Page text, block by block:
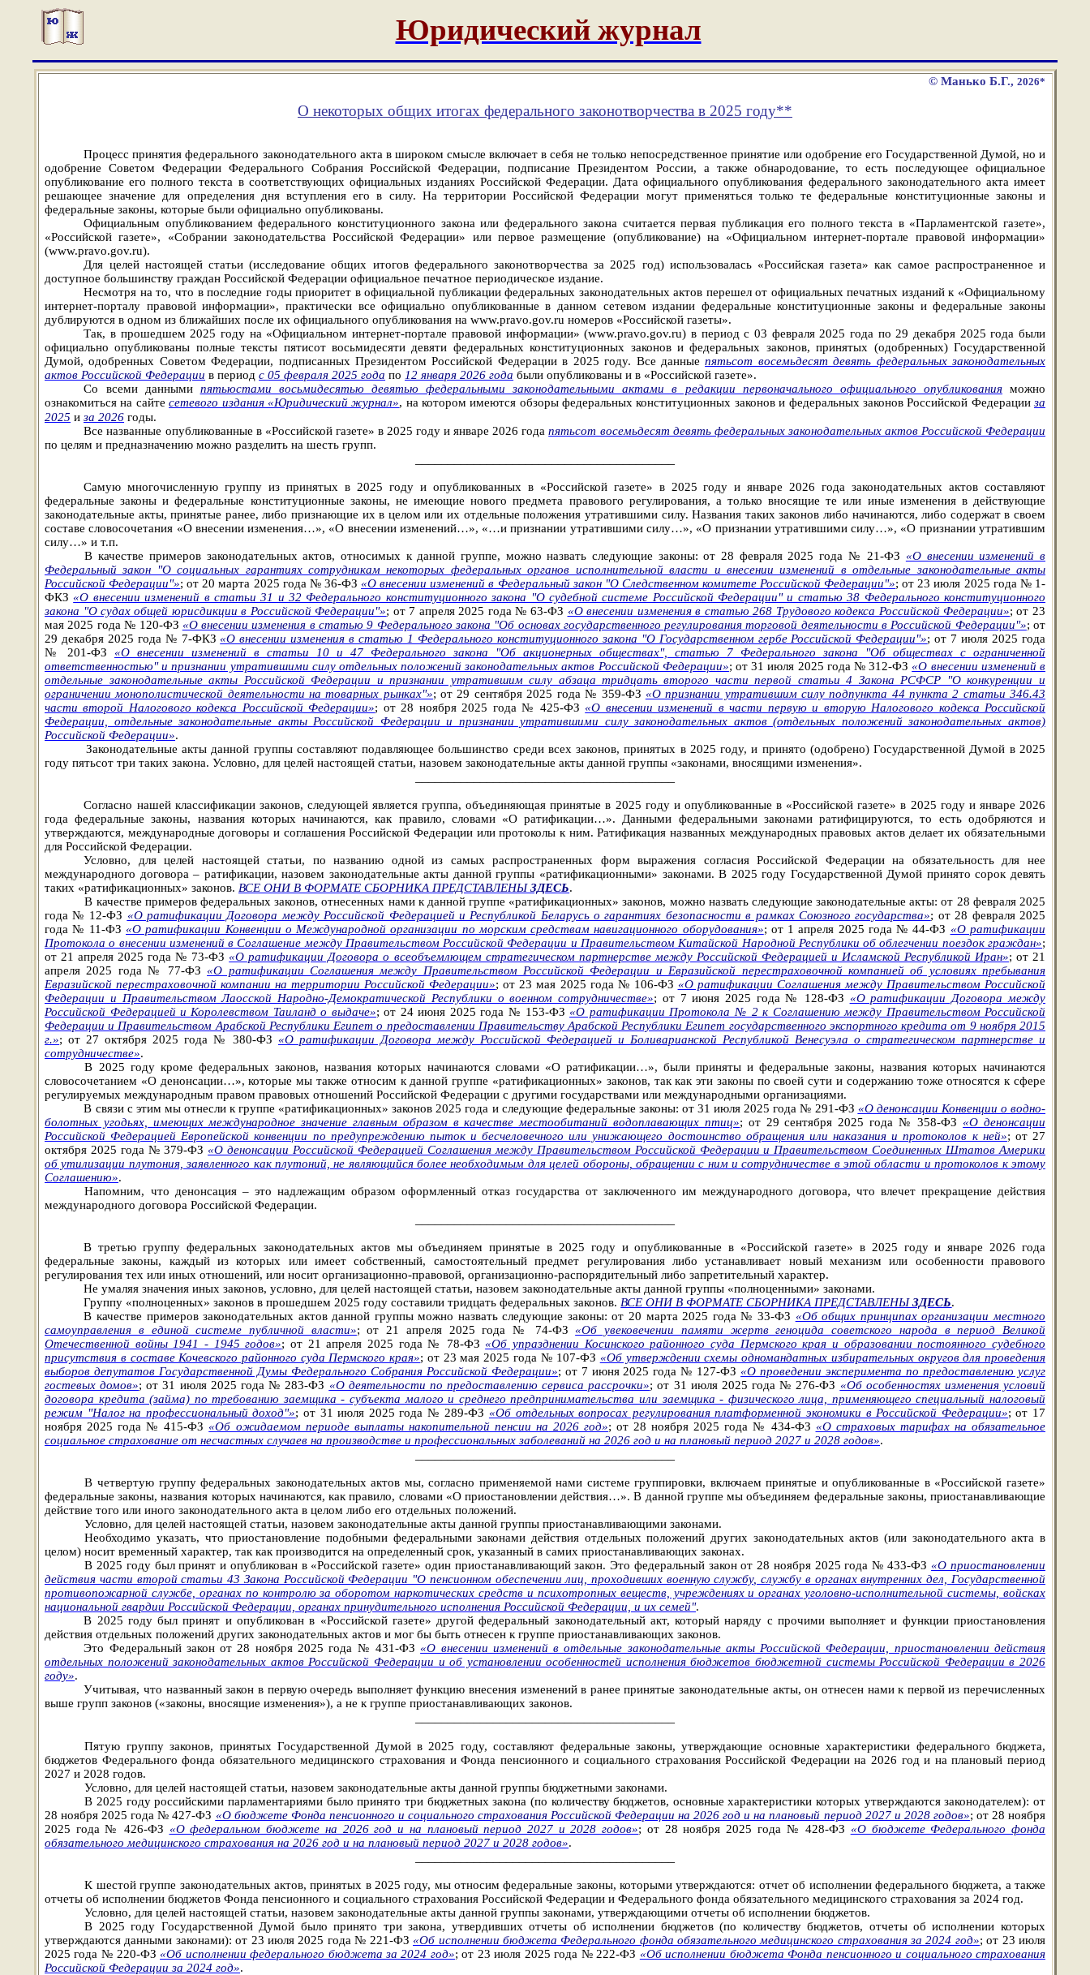
Юридический журнал
© Манько Б.Г., 2026*
О некоторых общих итогах федерального законотворчества в 2025 году**
Процесс принятия федерального законодательного акта в широком смысле включает в себя не только непосредственное принятие или одобрение его Государственной Думой, но и
одобрение Советом Федерации Федерального Собрания Российской Федерации, подписание Президентом России, а также обнародование, то есть последующее официальное
опубликование его полного текста в соответствующих официальных изданиях Российской Федерации. Дата официального опубликования федерального законодательного акта имеет
решающее значение для определения дня вступления его в силу. На территории Российской Федерации могут применяться только те федеральные конституционные законы и
федеральные законы, которые были официально опубликованы.
Официальным опубликованием федерального конституционного закона или федерального закона считается первая публикация его полного текста в «Парламентской газете»,
«Российской газете», «Собрании законодательства Российской Федерации» или первое размещение (опубликование) на «Официальном интернет-портале правовой информации»
(www.pravo.gov.ru).
Для целей настоящей статьи (исследование общих итогов федерального законотворчества за 2025 год) использовалась «Российская газета» как самое распространенное и
доступное большинству граждан Российской Федерации официальное печатное периодическое издание.
Несмотря на то, что в последние годы приоритет в официальной публикации федеральных законодательных актов перешел от официальных печатных изданий к «Официальному
интернет-порталу правовой информации», практически все официально опубликованные в данном сетевом издании федеральные конституционные законы и федеральные законы
дублируются в одном из ближайших после их официального опубликования на www.pravo.gov.ru номеров «Российской газеты».
Так, в прошедшем 2025 году на «Официальном интернет-портале правовой информации» (www.pravo.gov.ru) в период с 03 февраля 2025 года по 29 декабря 2025 года были
официально опубликованы полные тексты пятисот восьмидесяти девяти федеральных конституционных законов и федеральных законов, принятых (одобренных) Государственной
Думой, одобренных Советом Федерации, подписанных Президентом Российской Федерации в 2025 году. Все данныепятьсот восемьдесят девять федеральных законодательных
актов Российской Федерации в периодс 05 февраля 2025 года по 12 января 2026 года были опубликованы и в «Российской газете».
Со всеми данными пятьюстами восьмидесятью девятью федеральными законодательными актами в редакции первоначального официального опубликованияможно
ознакомиться на сайтесетевого издания «Юридический журнал», на котором имеются обзоры федеральных конституционных законов и федеральных законов Российской Федерации за
2025 иза 2026 годы.
Все названные опубликованные в «Российской газете» в 2025 году и январе 2026 годапятьсот восемьдесят девять федеральных законодательных актов Российской Федерации
по целям и предназначению можно разделить на шесть групп.
Самую многочисленную группу из принятых в 2025 году и опубликованных в «Российской газете» в 2025 году и январе 2026 года законодательных актов составляют
федеральные законы и федеральные конституционные законы, не имеющие нового предмета правового регулирования, а только вносящие те или иные изменения в действующие
законодательные акты, принятые ранее, либо признающие их в целом или их отдельные положения утратившими силу. Названия таких законов либо начинаются, либо содержат в своем
составе словосочетания «О внесении изменения…», «О внесении изменений…», «…и признании утратившими силу…», «О признании утратившими силу…», «О признании утратившим
силу…» и т.п.
В качестве примеров законодательных актов, относимых к данной группе, можно назвать следующие законы: от 28 февраля 2025 года № 21-ФЗ «О внесении изменений в
Федеральный закон "О социальных гарантиях сотрудникам некоторых федеральных органов исполнительной власти и внесении изменений в отдельные законодательные акты
Российской Федерации"»; от 20 марта 2025 года № 36-ФЗ«О внесении изменений в Федеральный закон "О Следственном комитете Российской Федерации"»; от 23 июля 2025 года № 1-
ФКЗ«О внесении изменений в статьи 31 и 32 Федерального конституционного закона "О судебной системе Российской Федерации" и статью 38 Федерального конституционного
закона "О судах общей юрисдикции в Российской Федерации"»; от 7 апреля 2025 года № 63-ФЗ «О внесении изменения в статью 268 Трудового кодекса Российской Федерации»; от 23
мая 2025 года № 120-ФЗ «О внесении изменения в статью 9 Федерального закона "Об основах государственного регулирования торговой деятельности в Российской Федерации"»; от
29 декабря 2025 года № 7-ФКЗ«О внесении изменения в статью 1 Федерального конституционного закона "О Государственном гербе Российской Федерации"»;от 7 июля 2025 года
№ 201-ФЗ«О внесении изменений в статьи 10 и 47 Федерального закона "Об акционерных обществах", статью 7 Федерального закона "Об обществах с ограниченной
ответственностью" и признании утратившими силу отдельных положений законодательных актов Российской Федерации»; от 31 июля 2025 года № 312-ФЗ«О внесении изменений в
отдельные законодательные акты Российской Федерации и признании утратившим силу абзаца тридцать второго части первой статьи 4 Закона РСФСР "О конкуренции и
ограничении монополистической деятельности на товарных рынках"»;от 29 сентября 2025 года № 359-ФЗ «О признании утратившим силу подпункта 44 пункта 2 статьи 346.43
части второй Налогового кодекса Российской Федерации»; от 28 ноября 2025 года № 425-ФЗ«О внесении изменений в части первую и вторую Налогового кодекса Российской
Федерации, отдельные законодательные акты Российской Федерации и признании утратившими силу законодательных актов (отдельных положений законодательных актов)
Российской Федерации».
Законодательные акты данной группы составляют подавляющее большинство среди всех законов, принятых в 2025 году, и принято (одобрено) Государственной Думой в 2025
годупятьсот три таких закона. Условно, для целей настоящей статьи, назовем законодательные акты данной группы «законами, вносящими изменения».
Согласно нашей классификации законов, следующей является группа, объединяющая принятые в 2025 году и опубликованные в «Российской газете» в 2025 году и январе 2026
года федеральные законы, названия которых начинаются, как правило, словами «О ратификации…». Данными федеральными законами ратифицируются, то есть одобряются и
утверждаются, международные договоры и соглашения Российской Федерации или протоколы к ним. Ратификация названных международных правовых актов делает их обязательными
для Российской Федерации.
Условно, для целей настоящей статьи, по названию одной из самых распространенных форм выражения согласия Российской Федерации на обязательность для нее
международного договора – ратификации, назовем законодательные акты данной группы «ратификационными» законами. В 2025 году Государственной Думой принято сорок девять
таких «ратификационных» законов. ВСЕ ОНИ В ФОРМАТЕ СБОРНИКА ПРЕДСТАВЛЕНЫЗДЕСЬ.
В качестве примеров федеральных законов, отнесенных нами к данной группе «ратификационных» законов, можно назвать следующие законодательные акты: от 28 февраля 2025
года № 12-ФЗ «О ратификации Договора между Российской Федерацией и Республикой Беларусь о гарантиях безопасности в рамках Союзного государства»; от 28 февраля 2025
года № 11-ФЗ«О ратификации Конвенции о Международной организации по морским средствам навигационного оборудования»; от 1 апреля 2025 года № 44-ФЗ «О ратификации
Протокола о внесении изменений в Соглашение между Правительством Российской Федерации и Правительством Китайской Народной Республики об облегчении поездок граждан»;
от 21 апреля 2025 года № 73-ФЗ«О ратификации Договора о всеобъемлющем стратегическом партнерстве между Российской Федерацией и Исламской Республикой Иран»; от 21
апреля 2025 года № 77-ФЗ«О ратификации Соглашения между Правительством Российской Федерации и Евразийской перестраховочной компанией об условиях пребывания
Евразийской перестраховочной компании на территории Российской Федерации»; от 23 мая 2025 года № 106-ФЗ «О ратификации Соглашения между Правительством Российской
Федерации и Правительством Лаосской Народно-Демократической Республики о военном сотрудничестве»; от 7 июня 2025 года № 128-ФЗ «О ратификации Договора между
Российской Федерацией и Королевством Таиланд о выдаче»; от 24 июня 2025 года № 153-ФЗ«О ратификации Протокола № 2 к Соглашению между Правительством Российской
Федерации и Правительством Арабской Республики Египет о предоставлении Правительству Арабской Республики Египет государственного экспортного кредита от 9 ноября 2015
г.»; от 27 октября 2025 года № 380-ФЗ«О ратификации Договора между Российской Федерацией и Боливарианской Республикой Венесуэла о стратегическом партнерстве и
сотрудничестве».
В 2025 году кроме федеральных законов, названия которых начинаются словами «О ратификации…», были приняты и федеральные законы, названия которых начинаются
словосочетанием «О денонсации…», которые мы также относим к данной группе «ратификационных» законов, так как эти законы по своей сути и содержанию тоже относятся к сфере
регулируемых международным правом правовых отношений Российской Федерации с другими государствами или международными организациями.
В связи с этим мы отнесли к группе «ратификационных» законов 2025 года и следующие федеральные законы: от 31 июля 2025 года № 291-ФЗ «О денонсации Конвенции о водно-
болотных угодьях, имеющих международное значение главным образом в качестве местообитаний водоплавающих птиц»; от 29 сентября 2025 года № 358-ФЗ«О денонсации
Российской Федерацией Европейской конвенции по предупреждению пыток и бесчеловечного или унижающего достоинство обращения или наказания и протоколов к ней»; от 27
октября 2025 года № 379-ФЗ«О денонсации Российской Федерацией Соглашения между Правительством Российской Федерации и Правительством Соединенных Штатов Америки
об утилизации плутония, заявленного как плутоний, не являющийся более необходимым для целей обороны, обращении с ним и сотрудничестве в этой области и протоколов к этому
Соглашению».
Напомним, что денонсация – это надлежащим образом оформленный отказ государства от заключенного им международного договора, что влечет прекращение действия
международного договора Российской Федерации.
В третью группу федеральных законодательных актов мы объединяем принятые в 2025 году и опубликованные в «Российской газете» в 2025 году и январе 2026 года
федеральные законы, каждый из которых или имеет собственный, самостоятельный предмет регулирования либо устанавливает новый механизм или особенности правового
регулирования тех или иных отношений, или носит организационно-правовой, организационно-распорядительный либо запретительный характер.
Не умаляя значения иных законов, условно, для целей настоящей статьи, назовем законодательные акты данной группы «полноценными» законами.
Группу «полноценных» законов в прошедшем 2025 годусоставили тридцать федеральныхзаконов. ВСЕ ОНИ В ФОРМАТЕ СБОРНИКА ПРЕДСТАВЛЕНЫЗДЕСЬ.
В качестве примеров законодательных актов данной группы можно назвать следующие законы: от 20 марта 2025 года № 33-ФЗ «Об общих принципах организации местного
самоуправления в единой системе публичной власти»; от 21 апреля 2025 года № 74-ФЗ«Об увековечении памяти жертв геноцида советского народа в период Великой
Отечественной войны 1941 - 1945 годов»; от 21 апреля 2025 года № 78-ФЗ«Об упразднении Косинского районного суда Пермского края и образовании постоянного судебного
присутствия в составе Кочевского районного суда Пермского края»; от 23 мая 2025 года № 107-ФЗ «Об утверждении схемы одномандатных избирательных округов для проведения
выборов депутатов Государственной Думы Федерального Собрания Российской Федерации»; от 7 июня 2025 года № 127-ФЗ«О проведении эксперимента по предоставлению услуг
гостевых домов»; от 31 июля 2025 года № 283-ФЗ «О деятельности по предоставлению сервиса рассрочки»; от 31 июля 2025 года № 276-ФЗ «Об особенностях изменения условий
договора кредита (займа) по требованию заемщика - субъекта малого и среднего предпринимательства или заемщика - физического лица, применяющего специальный налоговый
режим "Налог на профессиональный доход"»; от 31 июля 2025 года № 289-ФЗ «Об отдельных вопросах регулирования платформенной экономики в Российской Федерации»; от 17
ноября 2025 года № 415-ФЗ«Об ожидаемом периоде выплаты накопительной пенсии на 2026 год»; от 28 ноября 2025 года № 434-ФЗ «О страховых тарифах на обязательное
социальное страхование от несчастных случаев на производстве и профессиональных заболеваний на 2026 год и на плановый период 2027 и 2028 годов».
В четвертую группу федеральных законодательных актов мы, согласно применяемой нами системе группировки, включаемпринятые и опубликованные в «Российской газете»
федеральные законы, названия которых начинаются, как правило, словами «О приостановлении действия…». В данной группе мы объединяем федеральные законы, приостанавливающие
действие того или иного законодательного акта в целом либо его отдельных положений.
Условно, для целей настоящей статьи, назовем законодательные акты данной группы приостанавливающими законами.
Необходимо указать, что приостановление подобными федеральными законами действия отдельных положений других законодательных актов (или законодательного акта в
целом) носит временный характер, так как производится на определенный срок, указанный в самих приостанавливающих законах.
В 2025 году был принят и опубликован в «Российской газете» один приостанавливающий закон. Это федеральный закон от 28 ноября 2025 года № 433-ФЗ«О приостановлении
действия части второй статьи 43 Закона Российской Федерации "О пенсионном обеспечении лиц, проходивших военную службу, службу в органах внутренних дел, Государственной
противопожарной службе, органах по контролю за оборотом наркотических средств и психотропных веществ, учреждениях и органах уголовно-исполнительной системы, войсках
национальной гвардии Российской Федерации, органах принудительного исполнения Российской Федерации, и их семей".
В 2025 году был принят и опубликован в «Российской газете» другой федеральный законодательный акт, который наряду с прочими выполняет и функции приостановления
действия отдельных положений других законодательных актов и мог бы быть отнесен к группе приостанавливающих законов.
Это Федеральный закон от 28 ноября 2025 года № 431-ФЗ«О внесении изменений в отдельные законодательные акты Российской Федерации, приостановлении действия
отдельных положений законодательных актов Российской Федерации и об установлении особенностей исполнения бюджетов бюджетной системы Российской Федерации в 2026
году».
Учитывая, что названный закон в первую очередь выполняет функцию внесения изменений в ранее принятые законодательные акты, он отнесен нами к первой из перечисленных
выше групп законов («законы, вносящие изменения»), а не к группе приостанавливающих законов.
Пятую группу законов, принятых Государственной Думой в 2025 году, составляют федеральные законы, утверждающие основные характеристики федерального бюджета,
бюджетов Федерального фонда обязательного медицинского страхования и Фонда пенсионного и социального страхования Российской Федерации на 2026 год и на плановый период
2027 и 2028 годов.
Условно, для целей настоящей статьи, назовем законодательные акты данной группы бюджетными законами.
В 2025 году российскими парламентариями было принято три бюджетных закона (по количеству бюджетов, основные характеристики которых утверждаются законодателем): от
28 ноября 2025 года № 427-ФЗ «О бюджете Фонда пенсионного и социального страхования Российской Федерации на 2026 год и на плановый период 2027 и 2028 годов»; от 28 ноября
2025 года № 426-ФЗ «О федеральном бюджете на 2026 год и на плановый период 2027 и 2028 годов»; от 28 ноября 2025 года № 428-ФЗ «О бюджете Федерального фонда
обязательного медицинского страхования на 2026 год и на плановый период 2027 и 2028 годов».
К шестой группе законодательных актов, принятых в 2025 году, мы относим федеральные законы, которыми утверждаются: отчет об исполнении федерального бюджета, а также
отчеты об исполнении бюджетов Фонда пенсионного и социального страхования Российской Федерации и Федерального фонда обязательного медицинского страхования за 2024 год.
Условно, для целей настоящей статьи, назовем законодательные акты данной группы законами, утверждающими отчеты об исполнении бюджетов.
В 2025 году Государственной Думой было принято три закона, утвердивших отчеты об исполнении бюджетов (по количеству бюджетов, отчеты об исполнении которых
утверждаются данными законами): от 23 июля 2025 года № 221-ФЗ«Об исполнении бюджета Федерального фонда обязательного медицинского страхования за 2024 год»; от 23 июля
2025 года № 220-ФЗ«Об исполнении федерального бюджета за 2024 год»; от 23 июля 2025 года № 222-ФЗ «Об исполнении бюджета Фонда пенсионного и социального страхования
Российской Федерации за 2024 год».